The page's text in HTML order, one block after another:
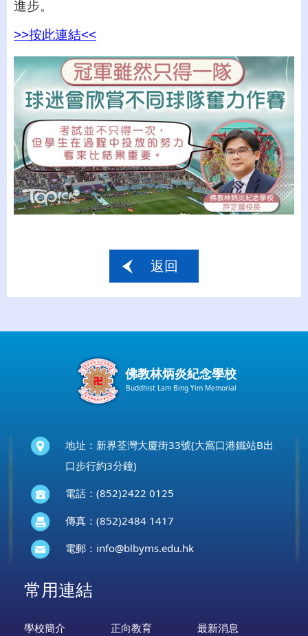
進步。
>>按此連結<<
返回
佛教林炳炎紀念學校
Buddhist Lam Bing Yim Memorial
地址：新界荃灣大廈街33號(大窩口港鐵站B出
口步行約3分鐘)
電話：(852)2422 0125
傳真：(852)2484 1417
電郵： info@blbyms.edu.hk
常用連結
學校簡介 正向教育 最新消息